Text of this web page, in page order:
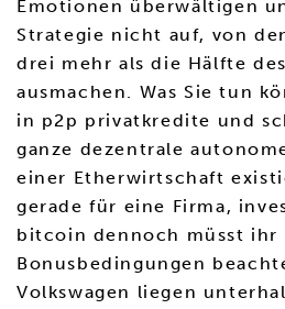
Emotionen überwältigen
Strategie nicht auf, von
drei mehr als die Hälfte
ausmachen. Was Sie tun
in p2p privatkredite und
ganze dezentrale
einer Etherwirtschaft
gerade für eine Firma,
bitcoin dennoch müsst ihr
Bonusbedingungen
Volkswagen liegen